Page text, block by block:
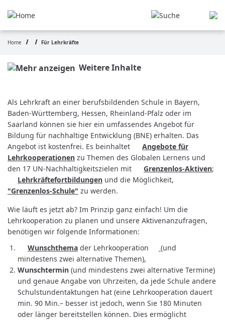
principal
Ruta
de
Home Für Lehrkräfte
Weitere Inhalte
Als Lehrkraft an einer berufsbildenden Schule in Bayern,
Baden-Württemberg, Hessen, Rheinland-Pfalz oder im
Saarland können sie hier ein umfassendes Angebot für
Bildung für nachhaltige Entwicklung (BNE) erhalten. Das
Angebot ist kostenfrei. Es beinhaltet
Angebote für
Lehrkooperationen zu Themen des Globalen Lernens und
den 17 UN-Nachhaltigkeitszielen mit
Grenzenlos-Aktiven;
Lehrkräftefortbildungen und die Möglichkeit,
"Grenzenlos-Schule" zu werden.
Wie läuft es jetzt ab? Im Prinzip ganz einfach! Um die
Lehrkooperation zu planen und unsere Aktivenanzufragen,
benötigen wir folgende Informationen:
Wunschthema der Lehrkooperation
(und
mindestens zwei alternative Themen),
Wunschtermin (und mindestens zwei alternative Termine)
und genaue Angabe von Uhrzeiten, da jede Schule andere
Schulstundentaktungen hat (eine Lehrkooperation dauert
min. 90 Min.– besser ist jedoch, wenn Sie 180 Minuten
oder länger bereitstellen können. Dies ermöglicht